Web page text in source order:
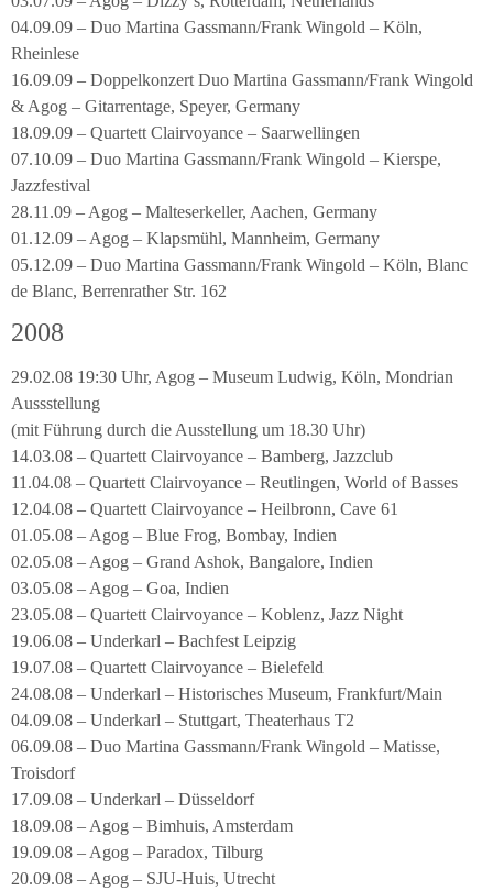
04.09.09 – Duo Martina Gassmann/Frank Wingold – Köln,
Rheinlese
16.09.09 – Doppelkonzert Duo Martina Gassmann/Frank Wingold
& Agog – Gitarrentage, Speyer, Germany
18.09.09 – Quartett Clairvoyance – Saarwellingen
07.10.09 – Duo Martina Gassmann/Frank Wingold – Kierspe,
Jazzfestival
28.11.09 – Agog – Malteserkeller, Aachen, Germany
01.12.09 – Agog – Klapsmühl, Mannheim, Germany
05.12.09 – Duo Martina Gassmann/Frank Wingold – Köln, Blanc
de Blanc, Berrenrather Str. 162
2008
29.02.08 19:30 Uhr, Agog – Museum Ludwig, Köln, Mondrian
Aussstellung
(mit Führung durch die Ausstellung um 18.30 Uhr)
14.03.08 – Quartett Clairvoyance – Bamberg, Jazzclub
11.04.08 – Quartett Clairvoyance – Reutlingen, World of Basses
12.04.08 – Quartett Clairvoyance – Heilbronn, Cave 61
01.05.08 – Agog – Blue Frog, Bombay, Indien
02.05.08 – Agog – Grand Ashok, Bangalore, Indien
03.05.08 – Agog – Goa, Indien
23.05.08 – Quartett Clairvoyance – Koblenz, Jazz Night
19.06.08 – Underkarl – Bachfest Leipzig
19.07.08 – Quartett Clairvoyance – Bielefeld
24.08.08 – Underkarl – Historisches Museum, Frankfurt/Main
04.09.08 – Underkarl – Stuttgart, Theaterhaus T2
06.09.08 – Duo Martina Gassmann/Frank Wingold – Matisse,
Troisdorf
17.09.08 – Underkarl – Düsseldorf
18.09.08 – Agog – Bimhuis, Amsterdam
19.09.08 – Agog – Paradox, Tilburg
20.09.08 – Agog – SJU-Huis, Utrecht